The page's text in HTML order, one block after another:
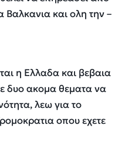
Βαλκανια και ολη την –
η Ελλαδα και βεβαια
δυο ακομα θεματα να
λεω για το
οπου εχετε